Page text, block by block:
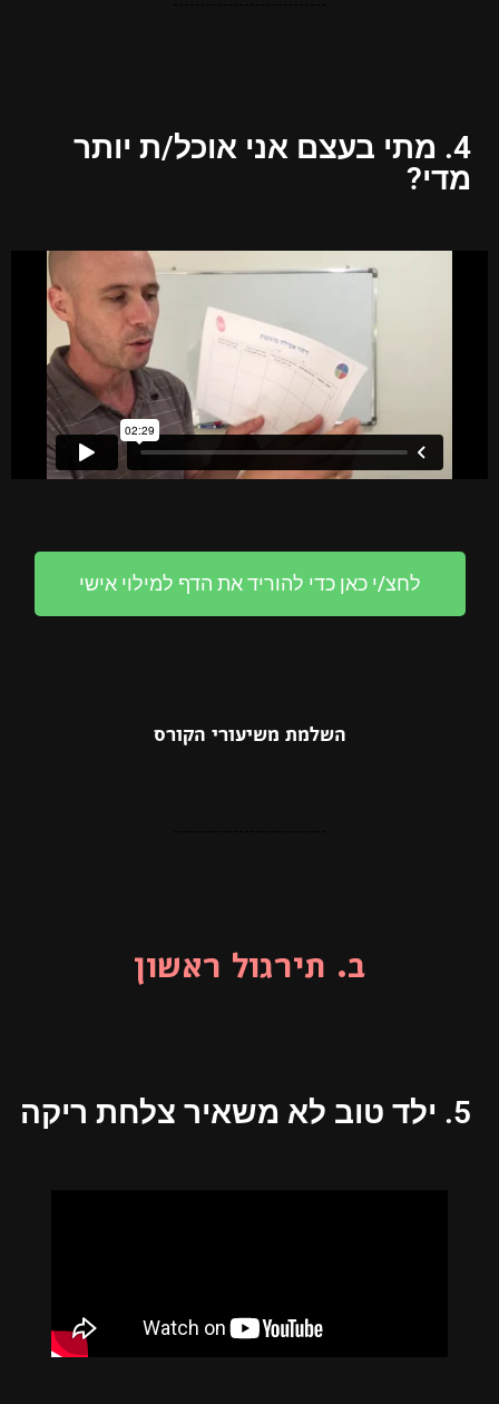
4. מתי בעצם אני אוכל/ת יותר
מדי?
לחצ/י כאן כדי להוריד את הדף למילוי אישי
השלמת משיעורי הקורס
ב. תירגול ראשון
5. ילד טוב לא משאיר צלחת ריקה